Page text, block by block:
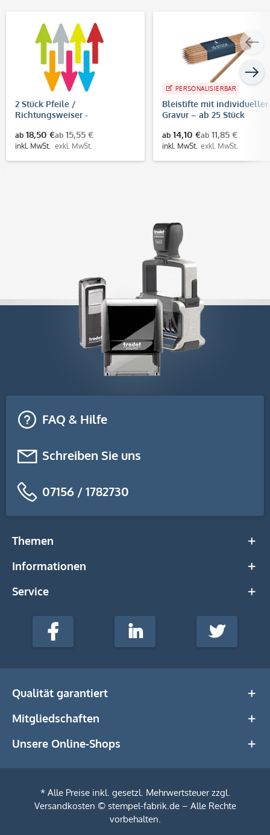
2 Stück Pfeile /
Richtungsweiser -
(Pfeilgröße 400x160 mm)
ab 18,50 €
inkl. MwSt.
ab 15,55 €
exkl. MwSt.
PERSONALISIERBAR
Bleistifte mit individueller
Gravur – ab 25 Stück
ab 14,10 €
inkl. MwSt.
ab 11,85 €
exkl. MwSt.
FAQ & Hilfe
Schreiben Sie uns
07156 / 1782730
Themen
Informationen
Service
stempel-
Media
Facebook LinkedIn Twitter
Qualität garantiert
Mitgliedschaften
Unsere Online-Shops
* Alle Preise inkl. gesetzl. Mehrwertsteuer zzgl.
Versandkosten © stempel-fabrik.de – Alle Rechte
vorbehalten.